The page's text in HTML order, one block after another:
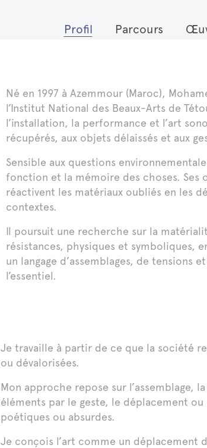
Profil Parcours
Né en 1997 à Azemmour (Maroc),
l’Institut National des Beaux-Arts de
l’installation, la performance et l’art
récupérés, aux objets délaissés et aux
Sensible aux questions
fonction et la mémoire des choses.
réactivent les matériaux oubliés en les
contextes.
Il poursuit une recherche sur la
résistances, physiques et symboliques,
un langage d’assemblages, de
l’essentiel.
Je travaille à partir de ce que la société
ou dévalorisées.
Mon approche repose sur l’assemblage,
éléments par le geste, le déplacement
poétiques ou absurdes.
Je conçois l’art comme un déplacement